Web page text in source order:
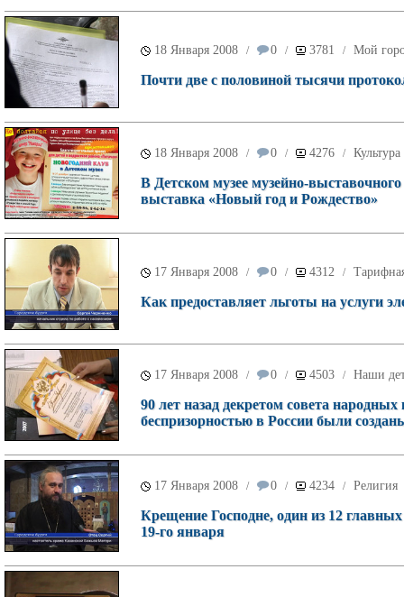
18 Января 2008 / 0 / 3781 / Мой
Почти две с половиной тысячи
18 Января 2008 / 0 / 4276 / Культура
В Детском музее музейно-
выставка «Новый год и Рождество»
17 Января 2008 / 0 / 4312 /
Как предоставляет льготы на услуги
17 Января 2008 / 0 / 4503 / Наши
90 лет назад декретом совета
беспризорностью в России были
17 Января 2008 / 0 / 4234 / Религия
Крещение Господне, один из 12
19-го января